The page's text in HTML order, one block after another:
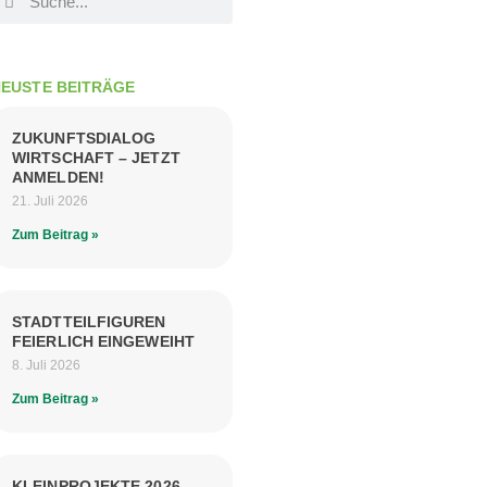
BEITRÄGE
ZUKUNFTSDIALOG
WIRTSCHAFT – JETZT
ANMELDEN!
21. Juli 2026
Zum Beitrag »
STADTTEILFIGUREN
FEIERLICH EINGEWEIHT
8. Juli 2026
Zum Beitrag »